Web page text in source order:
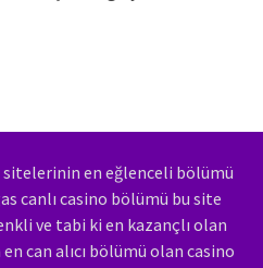
sitelerinin en eğlenceli bölümü
canlı casino bölümü bu site
ve tabi ki en kazançlı olan
can alıcı bölümü olan casino